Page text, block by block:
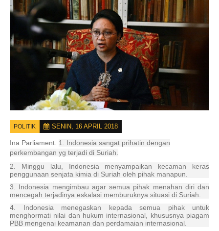
POLITIK SENIN, 16 APRIL 2018
Ina Parliament. 1. Indonesia sangat prihatin dengan
perkembangan yg terjadi di Suriah.
2. Minggu lalu, Indonesia menyampaikan kecaman keras
penggunaan senjata kimia di Suriah oleh pihak manapun.
3. Indonesia mengimbau agar semua pihak menahan diri dan
mencegah terjadinya eskalasi memburuknya situasi di Suriah.
4. Indonesia menegaskan kepada semua pihak untuk
menghormati nilai dan hukum internasional, khususnya piagam
PBB mengenai keamanan dan perdamaian internasional.